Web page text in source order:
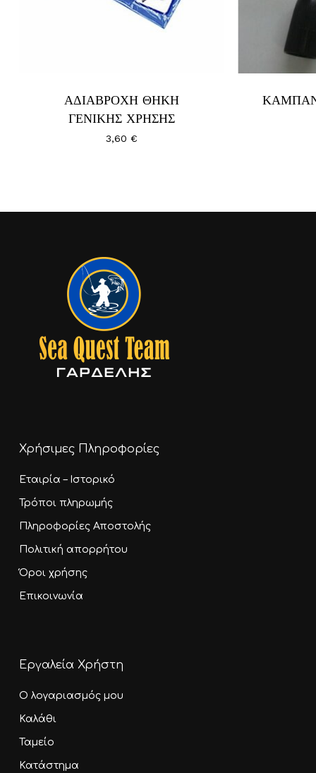
ΑΔΙΑΒΡΟΧΗ ΘΗΚΗ
ΓΕΝΙΚΗΣ ΧΡΗΣΗΣ
3,60 €
Χρήσιμες Πληροφορίες
Εταιρία – Ιστορικό
Τρόποι πληρωμής
Πληροφορίες Αποστολής
Πολιτική απορρήτου
Όροι χρήσης
Επικοινωνία
Εργαλεία Χρήστη
Ο λογαριασμός μου
Καλάθι
Ταμείο
Κατάστημα